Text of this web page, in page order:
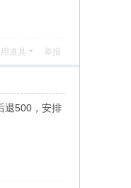
道具 举报
退500，安排